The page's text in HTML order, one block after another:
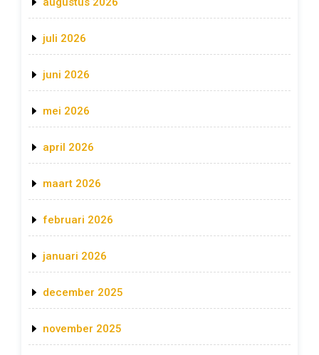
juli 2026
juni 2026
mei 2026
april 2026
maart 2026
februari 2026
januari 2026
december 2025
november 2025